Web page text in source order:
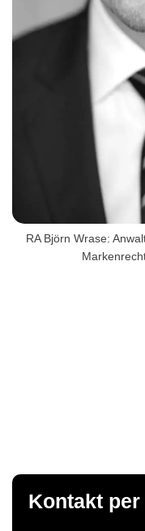
RA Björn Wrase:
Kontakt per